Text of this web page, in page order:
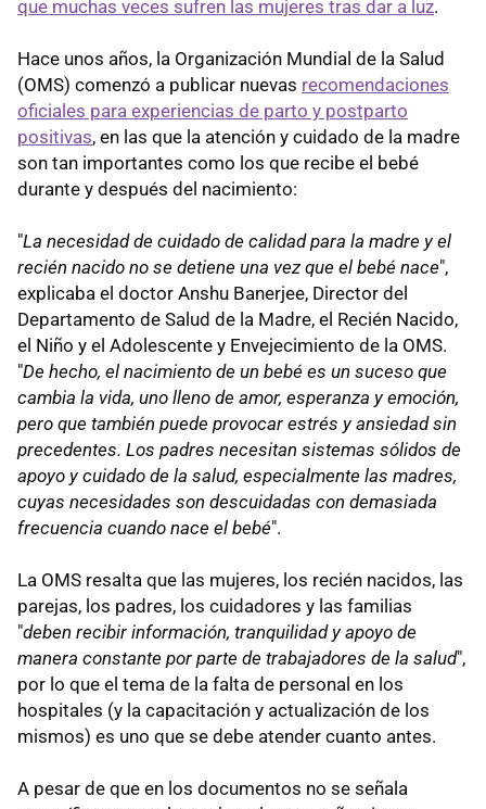
que muchas veces sufren las mujeres tras dar a luz.
Hace unos años, la Organización Mundial de la Salud
(OMS) comenzó a publicar nuevas recomendaciones
oficiales para experiencias de parto y postparto
positivas, en las que la atención y cuidado de la madre
son tan importantes como los que recibe el bebé
durante y después del nacimiento:
"La necesidad de cuidado de calidad para la madre y el
recién nacido no se detiene una vez que el bebé nace",
explicaba el doctor Anshu Banerjee, Director del
Departamento de Salud de la Madre, el Recién Nacido,
el Niño y el Adolescente y Envejecimiento de la OMS.
"De hecho, el nacimiento de un bebé es un suceso que
cambia la vida, uno lleno de amor, esperanza y emoción,
pero que también puede provocar estrés y ansiedad sin
precedentes. Los padres necesitan sistemas sólidos de
apoyo y cuidado de la salud, especialmente las madres,
cuyas necesidades son descuidadas con demasiada
frecuencia cuando nace el bebé".
La OMS resalta que las mujeres, los recién nacidos, las
parejas, los padres, los cuidadores y las familias
"deben recibir información, tranquilidad y apoyo de
manera constante por parte de trabajadores de la salud",
por lo que el tema de la falta de personal en los
hospitales (y la capacitación y actualización de los
mismos) es uno que se debe atender cuanto antes.
A pesar de que en los documentos no se señala